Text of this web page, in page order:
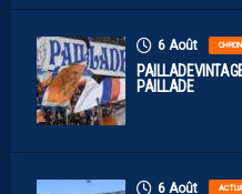
6 Août
PAILLADE
6 Août